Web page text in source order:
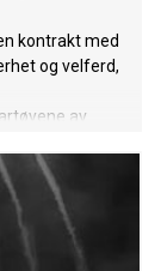
kontrakt med
og velferd,
av